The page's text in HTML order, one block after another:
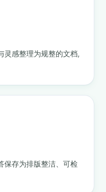
灵感整理为规整的文档,
保存为排版整洁、可检